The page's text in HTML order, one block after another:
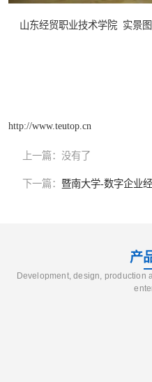
山东经贸职业技术学院 实景
http://www.teutop.cn
上一篇： 没有了
下一篇： 暨南大学-数字企业
产
Development, design, production